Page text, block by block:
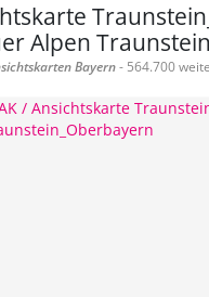
Alpen
Bayern- 564.700